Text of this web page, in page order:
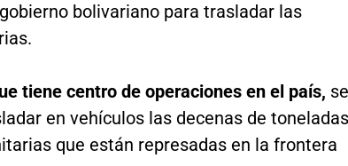
bolivariano para trasladar las
tiene centro de operaciones en el país, se
en vehículos las decenas de toneladas
que están represadas en la frontera